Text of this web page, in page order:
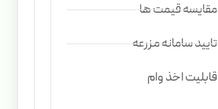
مقایسه قیمت ها
تایید سامانه مزرعه
قابلیت اخذ وام